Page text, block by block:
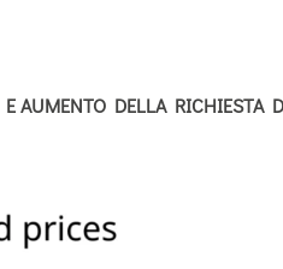
AUMENTO DELLA RICHIESTA